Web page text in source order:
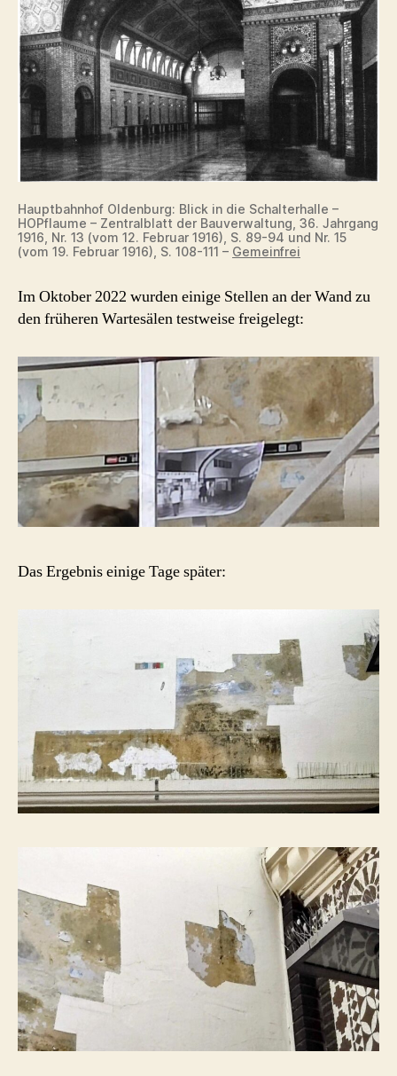
Hauptbahnhof Oldenburg: Blick in die Schalterhalle –
HOPflaume – Zentralblatt der Bauverwaltung, 36. Jahrgang
1916, Nr. 13 (vom 12. Februar 1916), S. 89-94 und Nr. 15
(vom 19. Februar 1916), S. 108-111 – Gemeinfrei
Im Oktober 2022 wurden einige Stellen an der Wand zu
den früheren Wartesälen testweise freigelegt:
Das Ergebnis einige Tage später: